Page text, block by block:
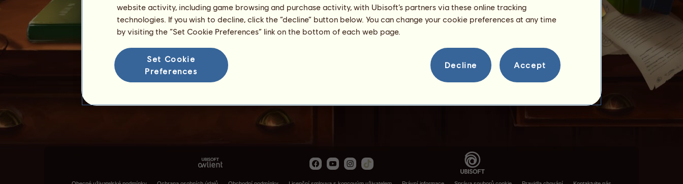
Greta oto
website activity, including game browsing and purchase activity, with Ubisoft’s partners via these online tracking
technologies. If you wish to decline, click the “decline” button below. You can change your cookie preferences at any time
by visiting the “Set Cookie Preferences” link on the bottom of each web page.
Set Cookie
Preferences
Decline Accept